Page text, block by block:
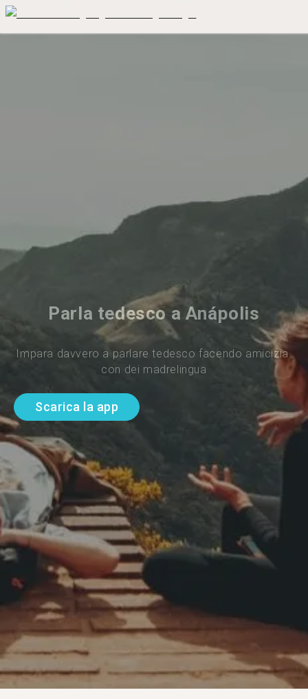
Parla tedesco a Anápolis
Impara davvero a parlare tedesco facendo amicizia
con dei madrelingua
Scarica la app